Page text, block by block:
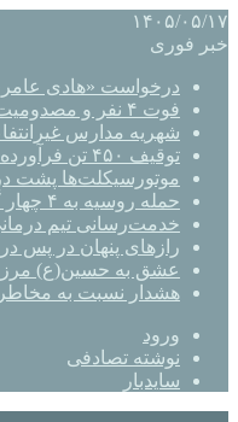
۱۴۰۵/۰۵/۱۷
خبر فوری
درخواست «هادی
فوت ۴ نفر و مصدومیت ۲۵ تن در عملیات‌های ۲۴ ساعته هلال احمر اصفهان
شهریه مدارس
توقیف ۴۵۰ تن فرآورده خام دامی به دلیل رعایت نکردن ضوابط بهداشتی
موتورسیکلت‌ها پشت درِ طرح
حمله روسیه به ۴ چهار کشتی اوکراینی در حال انتقال سلاح
خدمت‌رسانی تیم
رازهای پنهان در پس
عشق به حسین(ع) مرز
هشدار نسبت به
ورود
نوشته تصادفی
سایدبار